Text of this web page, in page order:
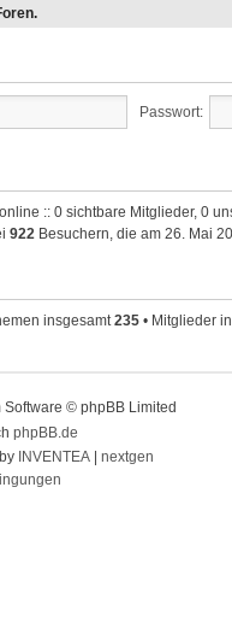
Passwort:
:: 0 sichtbare Mitglieder, 0
922 Besuchern, die am 26. Mai
insgesamt235 • Mitglieder
Software © phpBB Limited
phpBB.de
INVENTEA
nextgen